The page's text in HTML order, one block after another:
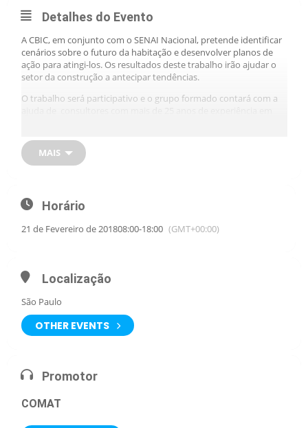
Detalhes do Evento
A CBIC, em conjunto com o SENAI Nacional, pretende identificar
cenários sobre o futuro da habitação e desenvolver planos de
ação para atingi-los. Os resultados deste trabalho irão ajudar o
setor da construção a antecipar tendências.
O trabalho será participativo e o grupo formado contará com a
Os resultados das oficinas serão organizados em Curvas de
Futuro e um “roadmap” para o setor, juntamente com a
Indústria da Construção, a se realizar de 16 a 18 de maio de 2018,
MAIS
Horário
21 de Fevereiro de 201808:00-18:00 (GMT+00:00)
Localização
São Paulo
OTHER EVENTS
Promotor
COMAT